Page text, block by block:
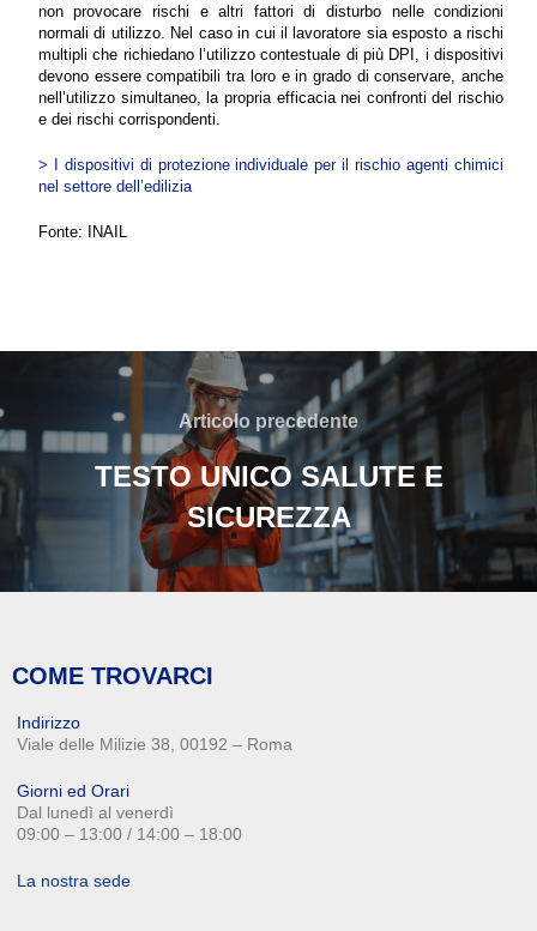
non provocare rischi e altri fattori di disturbo nelle condizioni
normali di utilizzo. Nel caso in cui il lavoratore sia esposto a rischi
multipli che richiedano l’utilizzo contestuale di più DPI, i dispositivi
devono essere compatibili tra loro e in grado di conservare, anche
nell’utilizzo simultaneo, la propria efficacia nei confronti del rischio
e dei rischi corrispondenti.
> I dispositivi di protezione individuale per il rischio agenti chimici
nel settore dell’edilizia
Fonte: INAIL
Articolo precedente
TESTO UNICO SALUTE E
SICUREZZA
COME TROVARCI
Indirizzo
Viale delle Milizie 38, 00192 – Roma
Giorni ed Orari
Dal lunedì al venerdì
09:00 – 13:00 / 14:00 – 18:00
La nostra sede